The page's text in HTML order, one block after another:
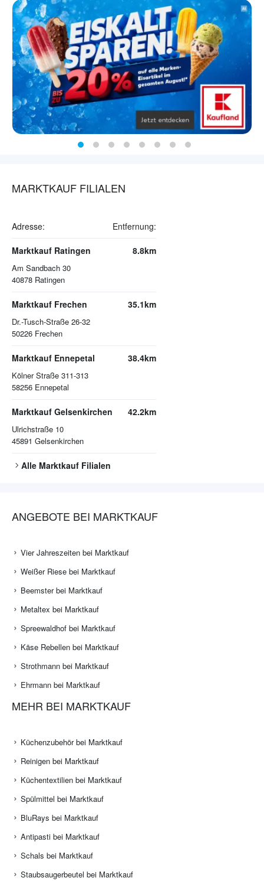
MARKTKAUF FILIALEN
Adresse: Entfernung:
Marktkauf Ratingen
Am Sandbach 30
40878 Ratingen
8.8km
Marktkauf Frechen
Dr.-Tusch-Straße 26-32
50226 Frechen
35.1km
Marktkauf Ennepetal
Kölner Straße 311-313
58256 Ennepetal
38.4km
Marktkauf Gelsenkirchen
Ulrichstraße 10
45891 Gelsenkirchen
42.2km
Alle Marktkauf Filialen
ANGEBOTE BEI MARKTKAUF
Vier Jahreszeiten bei Marktkauf
Weißer Riese bei Marktkauf
Beemster bei Marktkauf
Metaltex bei Marktkauf
Spreewaldhof bei Marktkauf
Käse Rebellen bei Marktkauf
Strothmann bei Marktkauf
Ehrmann bei Marktkauf
MEHR BEI MARKTKAUF
Küchenzubehör bei Marktkauf
Reinigen bei Marktkauf
Küchentextilien bei Marktkauf
Spülmittel bei Marktkauf
BluRays bei Marktkauf
Antipasti bei Marktkauf
Schals bei Marktkauf
Staubsaugerbeutel bei Marktkauf